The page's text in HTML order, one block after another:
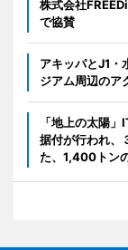
株式会社
で協賛
アキッパとJ1・
ジアム周辺のア
「地上の太陽
据付が行われ、
た、1,400トン